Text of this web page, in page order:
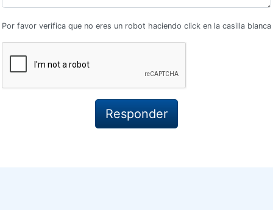
Por favor verifica que no eres un robot haciendo click en la casilla blanca